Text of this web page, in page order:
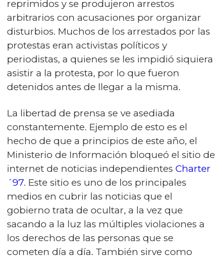
reprimidos y se produjeron arrestos
arbitrarios con acusaciones por organizar
disturbios. Muchos de los arrestados por las
protestas eran activistas políticos y
periodistas, a quienes se les impidió siquiera
asistir a la protesta, por lo que fueron
detenidos antes de llegar a la misma.
La libertad de prensa se ve asediada
constantemente. Ejemplo de esto es el
hecho de que a principios de este año, el
Ministerio de Información bloqueó el sitio de
internet de noticias independientes Charter
´97. Este sitio es uno de los principales
medios en cubrir las noticias que el
gobierno trata de ocultar, a la vez que
sacando a la luz las múltiples violaciones a
los derechos de las personas que se
cometen día a día. También sirve como